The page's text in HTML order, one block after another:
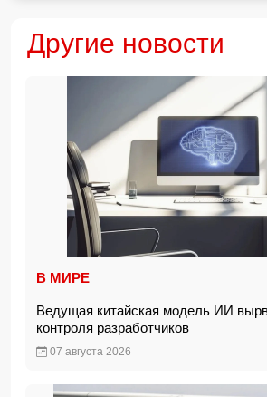
Другие новости
В МИРЕ
Ведущая китайская модель ИИ
контроля разработчиков
07 августа 2026